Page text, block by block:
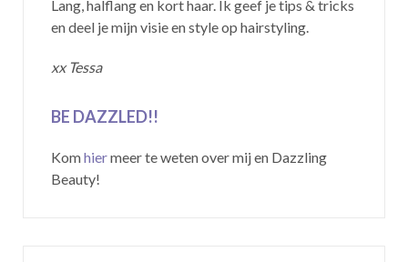
Lang, halflang en kort haar. Ik geef je tips & tricks
en deel je mijn visie en style op hairstyling.
xx Tessa
BE DAZZLED!!
Komhiermeer te weten over mij en Dazzling
Beauty!